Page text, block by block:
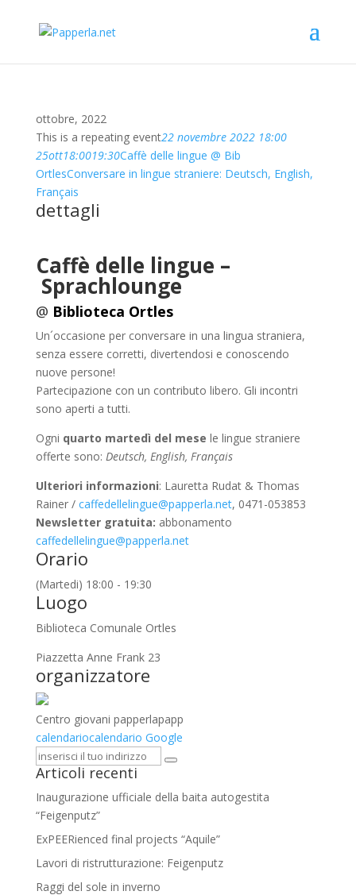
ottobre, 2022
This is a repeating event22 novembre 2022 18:00
25ott18:0019:30Caffè delle lingue @ Bib
OrtlesConversare in lingue straniere: Deutsch, English,
Français
dettagli
Caffè delle lingue –
Sprachlounge
@ Biblioteca Ortles
Un´occasione per conversare in una lingua straniera,
senza essere corretti, divertendosi e conoscendo
nuove persone!
Partecipazione con un contributo libero. Gli incontri
sono aperti a tutti.
Ogni quarto martedì del mese le lingue straniere
offerte sono: Deutsch, English, Français
Ulteriori informazioni: Lauretta Rudat & Thomas
Rainer / caffedellelingue@papperla.net, 0471-053853
Newsletter gratuita: abbonamento
caffedellelingue@papperla.net
Orario
(Martedi) 18:00 - 19:30
Luogo
Biblioteca Comunale Ortles
Piazzetta Anne Frank 23
organizzatore
Centro giovani papperlapapp
calendariocalendario Google
Articoli recenti
Inaugurazione ufficiale della baita autogestita
“Feigenputz”
ExPEERienced final projects “Aquile”
Lavori di ristrutturazione: Feigenputz
Raggi del sole in inverno